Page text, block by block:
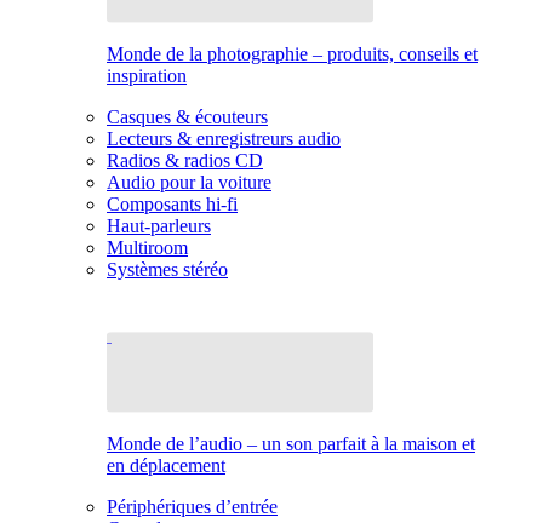
Monde de la photographie – produits, conseils et
inspiration
Casques & écouteurs
Lecteurs & enregistreurs audio
Radios & radios CD
Audio pour la voiture
Composants hi-fi
Haut-parleurs
Multiroom
Systèmes stéréo
Monde de l’audio – un son parfait à la maison et
en déplacement
Périphériques d’entrée